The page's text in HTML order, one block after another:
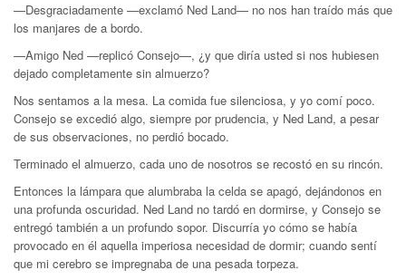
—Desgraciadamente —exclamó Ned Land— no nos han traído más que
los manjares de a bordo.
—Amigo Ned —replicó Consejo—, ¿y que diría usted si nos hubiesen
dejado completamente sin almuerzo?
Nos sentamos a la mesa. La comida fue silenciosa, y yo comí poco.
Consejo se excedió algo, siempre por prudencia, y Ned Land, a pesar
de sus observaciones, no perdió bocado.
Terminado el almuerzo, cada uno de nosotros se recostó en su rincón.
Entonces la lámpara que alumbraba la celda se apagó, dejándonos en
una profunda oscuridad. Ned Land no tardó en dormirse, y Consejo se
entregó también a un profundo sopor. Discurría yo cómo se había
provocado en él aquella imperiosa necesidad de dormir; cuando sentí
que mi cerebro se impregnaba de una pesada torpeza.